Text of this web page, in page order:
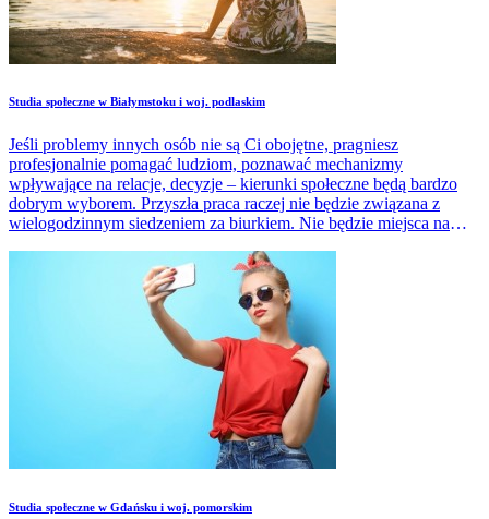
Studia społeczne w Białymstoku i woj. podlaskim
Jeśli problemy innych osób nie są Ci obojętne, pragniesz
profesjonalnie pomagać ludziom, poznawać mechanizmy
wpływające na relacje, decyzje – kierunki społeczne będą bardzo
dobrym wyborem. Przyszła praca raczej nie będzie związana z
wielogodzinnym siedzeniem za biurkiem. Nie będzie miejsca na
Studia społeczne w Gdańsku i woj. pomorskim